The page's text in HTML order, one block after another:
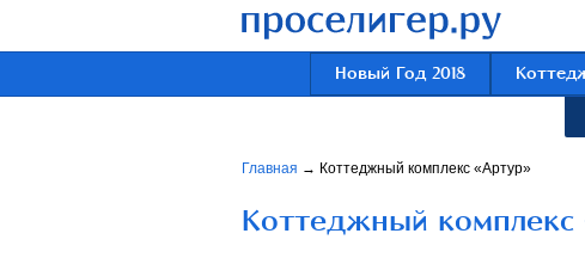
Новый Год 2018
Главная → Коттеджный комплекс «Артур»
Коттеджный комплекс